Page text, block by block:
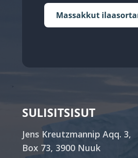
Massakkut
SULISITSISUT
Jens Kreutzmannip Aqq. 3,
Box 73, 3900 Nuuk